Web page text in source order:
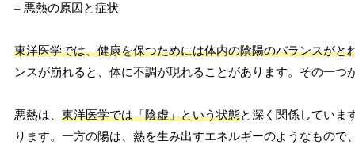
– 悪熱の原因と症状
東洋医学では、健康を保つためには体内の陰陽のバランスがと
ンスが崩れると、体に不調が現れることがあります。その一つ
悪熱は、 東洋医学では「陰虚」という状態と深く関係していま
ります。一方の陽は、熱を生み出すエネルギーのようなもの